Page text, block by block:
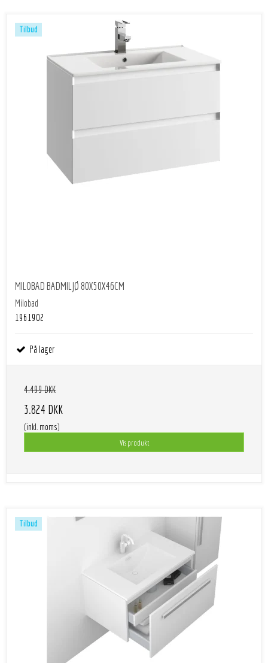
Tilbud
MILOBAD BADMILJØ 80X50X46CM
Milobad
1961902
På lager
4.499 DKK
3.824 DKK
(inkl. moms)
Vis produkt
Tilbud